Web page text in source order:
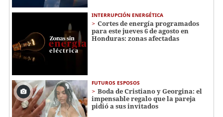
INTERRUPCIÓN ENERGÉTICA
Cortes de energía programados
para este jueves 6 de agosto en
Honduras: zonas afectadas
FUTUROS ESPOSOS
Boda de Cristiano y Georgina: el
impensable regalo que la pareja
pidió a sus invitados